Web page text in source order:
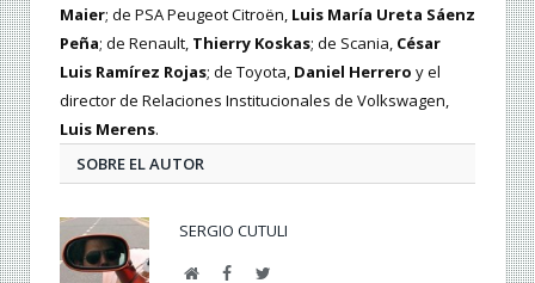
Maier; de PSA Peugeot Citroën, Luis María Ureta Sáenz
Peña; de Renault, Thierry Koskas; de Scania, César
Luis Ramírez Rojas; de Toyota, Daniel Herrero y el
director de Relaciones Institucionales de Volkswagen,
Luis Merens.
SOBRE EL AUTOR
SERGIO CUTULI
Web FacebookTwitter